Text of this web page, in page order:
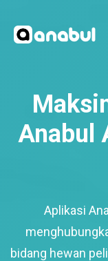
Anabul
Aplikasi
bidang hewan